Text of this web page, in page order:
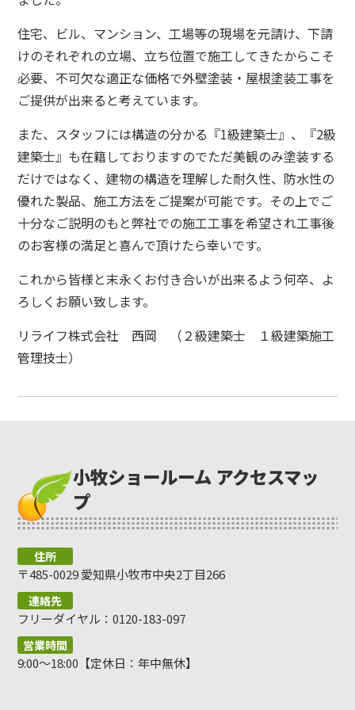
住宅、ビル、マンション、工場等の現場を元請け、下請
けのそれぞれの立場、立ち位置で施工してきたからこそ
必要、不可欠な適正な価格で外壁塗装・屋根塗装工事を
ご提供が出来ると考えています。
また、スタッフには構造の分かる『1級建築士』、『2級
建築士』も在籍しておりますのでただ美観のみ塗装する
だけではなく、建物の構造を理解した耐久性、防水性の
優れた製品、施工方法をご提案が可能です。 その上でご
十分なご説明のもと弊社での施工工事を希望され工事後
のお客様の満足と喜んで頂けたら幸いです。
これから皆様と末永くお付き合いが出来るよう何卒、よ
ろしくお願い致します。
リライフ株式会社 西岡 （２級建築士 １級建築施工
管理技士）
小牧ショールーム アクセスマッ
プ
住所
〒485-0029 愛知県小牧市中央2丁目266
連絡先
フリーダイヤル：0120-183-097
営業時間
9:00～18:00【定休日：年中無休】